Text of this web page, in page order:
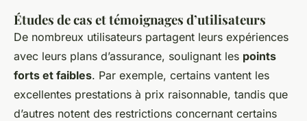
Études de cas et témoignages d’utilisateurs
De nombreux utilisateurs partagent leurs expériences
avec leurs plans d’assurance, soulignant les points
forts et faibles. Par exemple, certains vantent les
excellentes prestations à prix raisonnable, tandis que
d’autres notent des restrictions concernant certains